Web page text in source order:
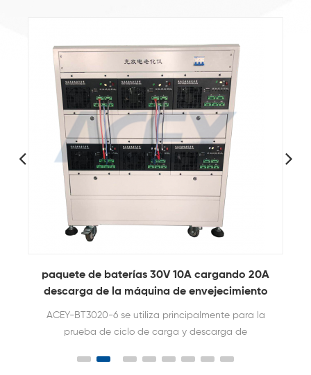
Paquete de batería de litio que carga la
prueba de la prueba del gabinete de
envejecimiento del ciclo de descarga
utilizado principalmente para el ciclo de carga y
descarga de baterías de litio prueba.